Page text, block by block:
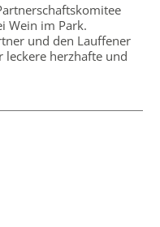
Wein im Park.
und den Lauffener
leckere herzhafte und